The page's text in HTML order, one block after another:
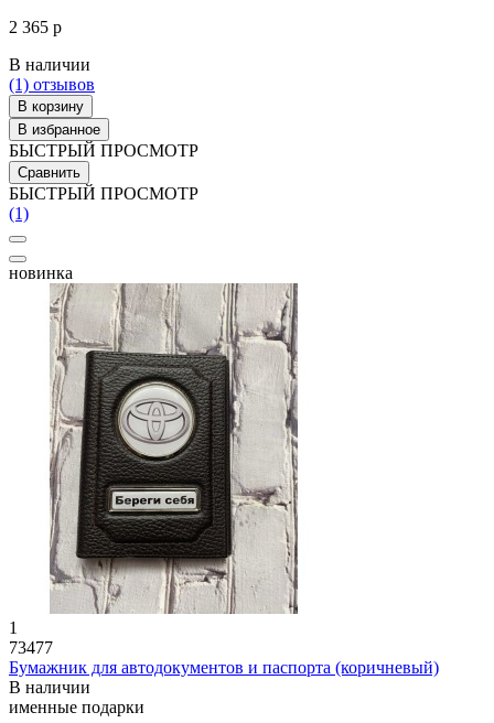
2 365 р
В наличии
(1) отзывов
В корзину
В избранное
БЫСТРЫЙ ПРОСМОТР
Сравнить
БЫСТРЫЙ ПРОСМОТР
(1)
новинка
1
73477
Бумажник для автодокументов и паспорта (коричневый)
В наличии
именные подарки